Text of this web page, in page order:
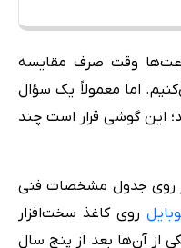
وقت صرف مقایسه
اما معمولاً یک سؤال
این گوشی قرار است چند
روی جدول مشخصات فنی
روی کاغذ سخت‌افزار
از آن‌ها بعد از پنج سال